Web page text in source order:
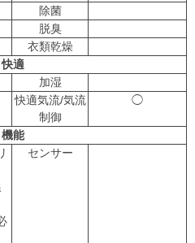
除菌
脱臭
衣類乾燥
快適
加湿
快適気流/気流
制御
◯
機能
センサー